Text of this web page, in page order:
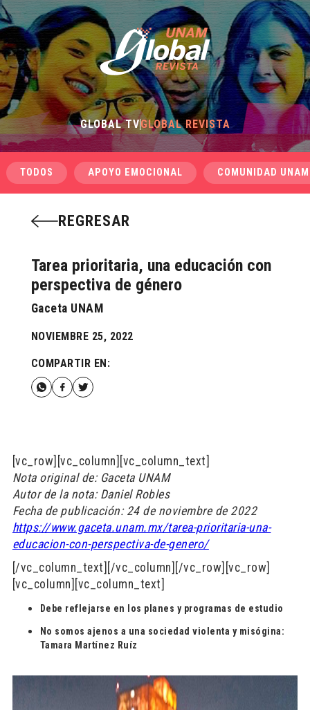
GLOBAL TVGLOBAL REVISTA
TODOS APOYO EMOCIONAL COMUNIDAD UNAM
REGRESAR
Tarea prioritaria, una educación con
perspectiva de género
Gaceta UNAM
NOVIEMBRE 25, 2022
COMPARTIR EN:
[vc_row][vc_column][vc_column_text]
Nota original de: Gaceta UNAM
Autor de la nota: Daniel Robles
Fecha de publicación: 24 de noviembre de 2022
https://www.gaceta.unam.mx/tarea-prioritaria-una-
educacion-con-perspectiva-de-genero/
[/vc_column_text][/vc_column][/vc_row][vc_row]
[vc_column][vc_column_text]
Debe reflejarse en los planes y programas de estudio
No somos ajenos a una sociedad violenta y misógina:
Tamara Martínez Ruíz